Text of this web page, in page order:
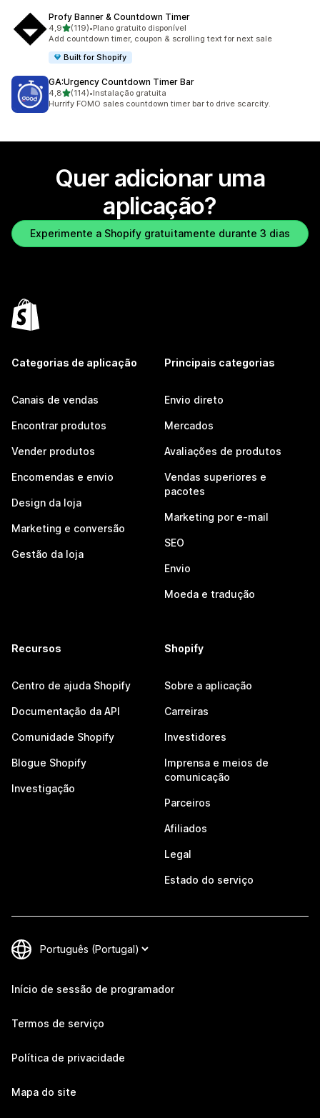
Profy Banner & Countdown Timer
4,9de 5 estrelas
(119)
119 total de avaliações
•Plano gratuito disponível
Add countdown timer, coupon & scrolling text for next sale
Built for Shopify
GA:Urgency Countdown Timer Bar
4,8de 5 estrelas
(114)
114 total de avaliações
•Instalação gratuita
Hurrify FOMO sales countdown timer bar to drive scarcity.
Quer adicionar uma
aplicação?
Experimente a Shopify gratuitamente durante 3 dias
Categorias de aplicação
Canais de vendas
Encontrar produtos
Vender produtos
Encomendas e envio
Design da loja
Marketing e conversão
Gestão da loja
Principais categorias
Envio direto
Mercados
Avaliações de produtos
Vendas superiores e
pacotes
Marketing por e-mail
SEO
Envio
Moeda e tradução
Recursos
Centro de ajuda Shopify
Documentação da API
Comunidade Shopify
Blogue Shopify
Investigação
Shopify
Sobre a aplicação
Carreiras
Investidores
Imprensa e meios de
comunicação
Parceiros
Afiliados
Legal
Estado do serviço
Início de sessão de programador
Termos de serviço
Política de privacidade
Mapa do site